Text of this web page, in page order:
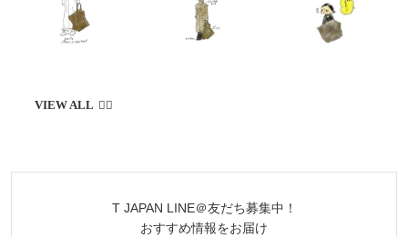
T JAPAN LINE＠友だち募集中！
おすすめ情報をお届け